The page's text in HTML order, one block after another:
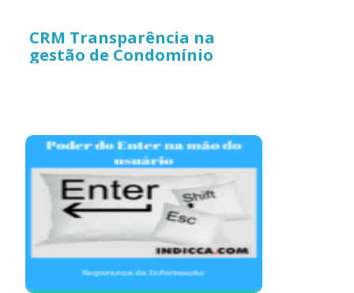
CRM Transparência na
gestão de Condomínio